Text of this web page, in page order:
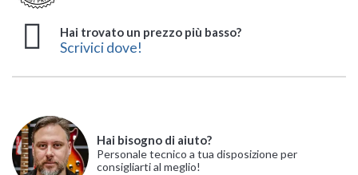
Hai trovato un prezzo più basso?
Scrivici dove!
Hai bisogno di aiuto?
Personale tecnico a tua disposizione per
consigliarti al meglio!